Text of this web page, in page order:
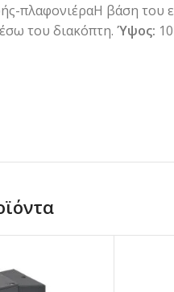
πλαφονιέραΗ βάση του
του διακόπτη. Ύψος: